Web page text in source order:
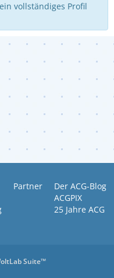
vollständiges Profil
Partner
Der ACG-Blog
ACGPIX
25 Jahre ACG
Suite™